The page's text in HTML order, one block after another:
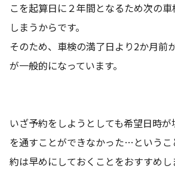
こを起算日に２年間となるため次の
しまうからです。
そのため、車検の満了日より2か月前
が一般的になっています。
いざ予約をしようとしても希望日時
を通すことができなかった…という
約は早めにしておくことをおすすめし